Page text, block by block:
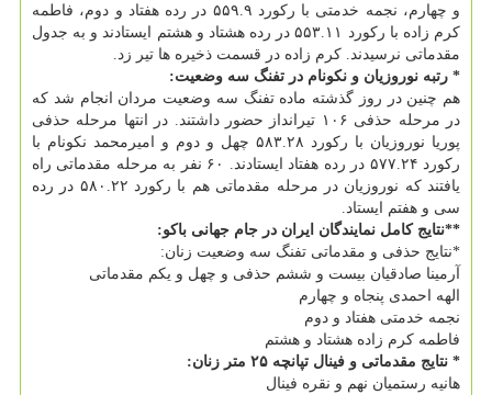
و چهارم، نجمه خدمتی با رکورد ۵۵۹.۹ در رده هفتاد و دوم، فاطمه
کرم زاده با رکورد ۵۵۳.۱۱ در رده هشتاد و هشتم ایستادند و به جدول
مقدماتی نرسیدند. کرم زاده در قسمت ذخیره ها تیر زد.
* رتبه نوروزیان و نکونام در تفنگ سه وضعیت:
هم چنین در روز گذشته ماده تفنگ سه وضعیت مردان انجام شد که
در مرحله حذفی ۱۰۶ تیرانداز حضور داشتند. در انتها مرحله حذفی
پوریا نوروزیان با رکورد ۵۸۳.۲۸ چهل و دوم و امیرمحمد نکونام با
رکورد ۵۷۷.۲۴ در رده هفتاد ایستادند. ۶۰ نفر به مرحله مقدماتی راه
یافتند که نوروزیان در مرحله مقدماتی هم با رکورد ۵۸۰.۲۲ در رده
سی و هفتم ایستاد.
**نتایج کامل نمایندگان ایران در جام جهانی باکو:
*نتایج حذفی و مقدماتی تفنگ سه وضعیت زنان:
آرمینا صادقیان بیست و ششم حذفی و چهل و یکم مقدماتی
الهه احمدی پنجاه و چهارم
نجمه خدمتی هفتاد و دوم
فاطمه کرم زاده هشتاد و هشتم
* نتایج مقدماتی و فینال تپانچه ۲۵ متر زنان:
هانیه رستمیان نهم و نقره فینال